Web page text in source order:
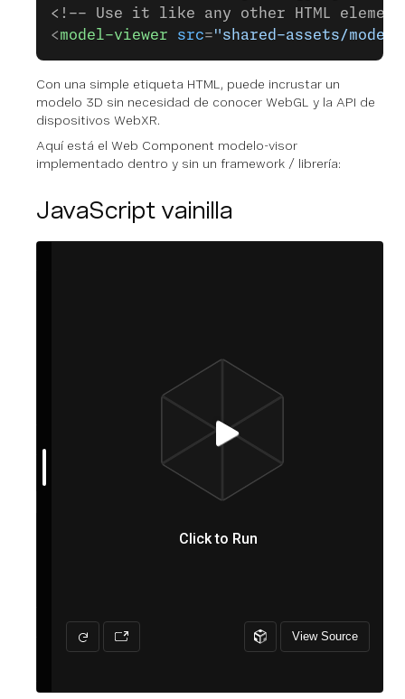
<!-- Use it like any other HTML
<model-viewer src="shared-assets/
Con una simple etiqueta HTML, puede incrustar un
modelo 3D sin necesidad de conocer WebGL y la API de
dispositivos WebXR.
Aquí está el Web Component modelo-visor
implementado dentro y sin un framework / librería:
JavaScript vainilla